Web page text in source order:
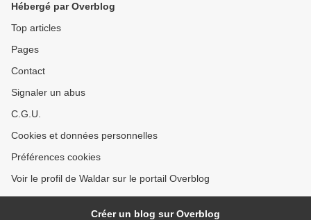
Hébergé par Overblog
Top articles
Pages
Contact
Signaler un abus
C.G.U.
Cookies et données personnelles
Préférences cookies
Voir le profil de Waldar sur le portail Overblog
Créer un blog sur Overblog